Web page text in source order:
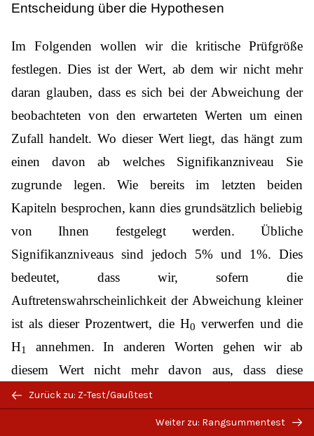
Entscheidung über die Hypothesen
Im Folgenden wollen wir die kritische Prüfgröße
festlegen. Dies ist der Wert, ab dem wir nicht mehr
daran glauben, dass es sich bei der Abweichung der
beobachteten von den erwarteten Werten um einen
Zufall handelt. Wo dieser Wert liegt, das hängt zum
einen davon ab welches Signifikanzniveau Sie
zugrunde legen. Wie bereits im letzten beiden
Kapiteln besprochen, kann dies grundsätzlich beliebig
von Ihnen festgelegt werden. Übliche
Signifikanzniveaus sind jedoch 5% und 1%. Dies
bedeutet, dass wir, sofern die
Auftretenswahrscheinlichkeit der Abweichung kleiner
ist als dieser Prozentwert, die H0 verwerfen und die
H1
annehmen. In anderen Worten gehen wir ab
diesem Wert nicht mehr davon aus, dass diese
Abweichung ein Zufall ist, sondern unterstellen, dass
es einen tatsächlichen Unterschied zwischen der
Zurück zu: Z-Test/Gaußtest
Weiter zu: Rangsummentest